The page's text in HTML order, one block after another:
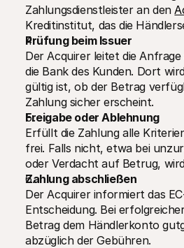
Zahlungsdienstleister an den
Kreditinstitut, das die
Prüfung beim Issuer
Der Acquirer leitet die
die Bank des Kunden. Dort
gültig ist, ob der Betrag
Zahlung sicher erscheint.
Freigabe oder Ablehnung
Erfüllt die Zahlung alle
frei. Falls nicht, etwa bei
oder Verdacht auf Betrug,
Zahlung abschließen
Der Acquirer informiert das
Entscheidung. Bei
Betrag dem Händlerkonto
abzüglich der Gebühren.